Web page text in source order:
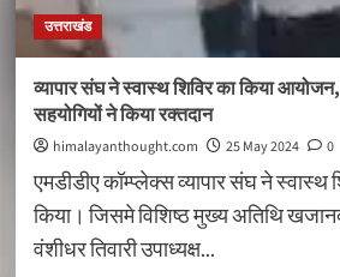
उत्तराखंड
व्यापार संघ ने स्वास्थ शिविर का किया
सहयोगियों ने किया रक्तदान
himalayanthought.com 25 May 2024 0
एमडीडीए कॉम्प्लेक्स व्यापार संघ ने
किया। जिसमे विशिष्ठ मुख्य अतिथि
वंशीधर तिवारी उपाध्यक्ष...